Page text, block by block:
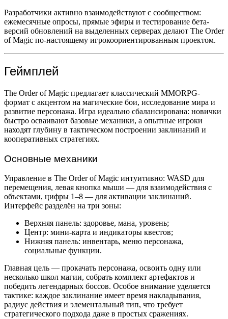
Разработчики активно взаимодействуют с сообществом:
ежемесячные опросы, прямые эфиры и тестирование бета-
версий обновлений на выделенных серверах делают The Order
of Magic по-настоящему игрокоориентированным проектом.
Геймплей
The Order of Magic предлагает классический MMORPG-
формат с акцентом на магические бои, исследование мира и
развитие персонажа. Игра идеально сбалансирована: новички
быстро осваивают базовые механики, а опытные игроки
находят глубину в тактическом построении заклинаний и
кооперативных стратегиях.
Основные механики
Управление в The Order of Magic интуитивно: WASD для
перемещения, левая кнопка мыши — для взаимодействия с
объектами, цифры 1–8 — для активации заклинаний.
Интерфейс разделён на три зоны:
Верхняя панель: здоровье, мана, уровень;
Центр: мини-карта и индикаторы квестов;
Нижняя панель: инвентарь, меню персонажа,
социальные функции.
Главная цель — прокачать персонажа, освоить одну или
несколько школ магии, собрать комплект артефактов и
победить легендарных боссов. Особое внимание уделяется
тактике: каждое заклинание имеет время накладывания,
радиус действия и элементальный тип, что требует
стратегического подхода даже в простых сражениях.